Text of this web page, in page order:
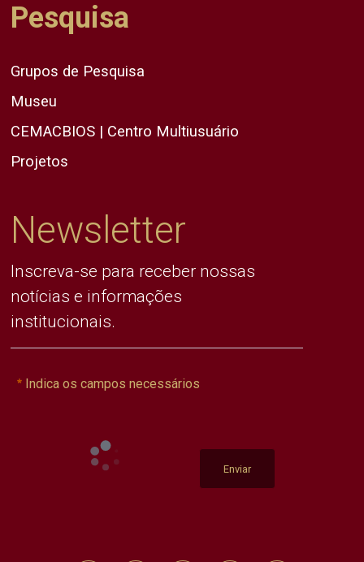
Pesquisa
Grupos de Pesquisa
Museu
CEMACBIOS | Centro Multiusuário
Projetos
Newsletter
Inscreva-se para receber nossas
notícias e informações
institucionais.
Indica os campos necessários
Enviar